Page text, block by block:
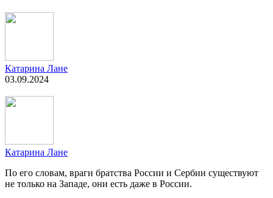
Катарина Лане
03.09.2024
Катарина Лане
По его словам, враги братства России и Сербии существуют
не только на Западе, они есть даже в России.